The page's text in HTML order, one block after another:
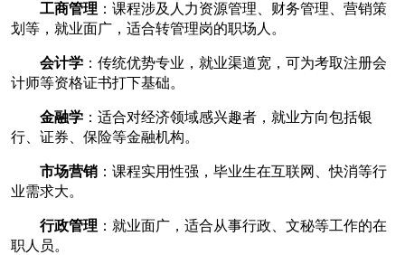
工商管理 ：课程涉及人力资源管理、财务管理、营销策
划等，就业面广，适合转管理岗的职场人。
会计学 ：传统优势专业，就业渠道宽，可为考取注册会
计师等资格证书打下基础。
金融学 ：适合对经济领域感兴趣者，就业方向包括银
行、证券、保险等金融机构。
市场营销 ：课程实用性强，毕业生在互联网、快消等行
业需求大。
行政管理 ：就业面广，适合从事行政、文秘等工作的在
职人员。